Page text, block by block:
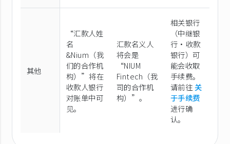
其他
“汇款人姓
名
&Nium（我
们的合作机
构）”将在
收款人银行
对账单中可
见。
汇款名义人
将会是
“NIUM
Fintech（我
司的合作机
构）”。
相关银行
（中继银
行·收款
银行）可
能会收取
手续费。
请前往关
于手续费
进行确
认。